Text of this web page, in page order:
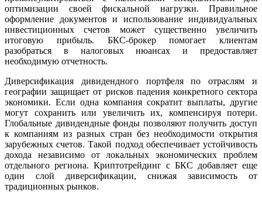
оптимизации своей фискальной нагрузки. Правильное
оформление документов и использование индивидуальных
инвестиционных счетов может существенно увеличить
итоговую прибыль. БКС-брокер помогает клиентам
разобраться в налоговых нюансах и предоставляет
необходимую отчетность.
Диверсификация дивидендного портфеля по отраслям и
географии защищает от рисков падения конкретного сектора
экономики. Если одна компания сократит выплаты, другие
могут сохранить или увеличить их, компенсируя потери.
Глобальные дивидендные фонды позволяют получить доступ
к компаниям из разных стран без необходимости открытия
зарубежных счетов. Такой подход обеспечивает устойчивость
дохода независимо от локальных экономических проблем
отдельного региона. Криптотрейдинг с БКС добавляет еще
один слой диверсификации, снижая зависимость от
традиционных рынков.